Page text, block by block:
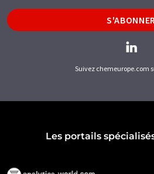
Suivez chemeurope.com
Les portails